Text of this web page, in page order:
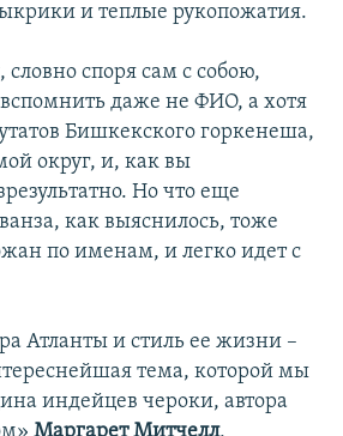
и теплые рукопожатия.
споря сам с собою,
даже не ФИО, а хотя
Бишкекского горкенеша,
округ, и, как вы
Но что еще
как выяснилось, тоже
по именам, и легко идет с
Атланты и стиль ее жизни –
тема, которой мы
индейцев чероки, автора